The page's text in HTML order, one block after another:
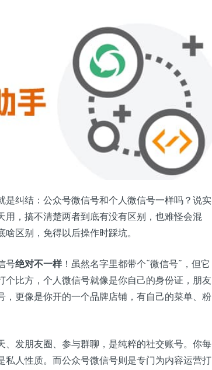
纠结：公众号微信号和个人微信号一样吗？说实
，搞不清楚两者到底有没有区别，也难怪会混
区别，免得以后操作时踩坑。
号绝对不一样！虽然名字里都带个“微信号”，但它
比方，个人微信号就像是你自己的身份证，朋友
更像是你开的一个品牌店铺，有自己的菜单、粉
发朋友圈、参与群聊，是纯粹的社交账号。你每
人性质。而公众号微信号则是专门为内容运营打